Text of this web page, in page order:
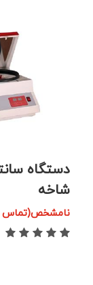
شاخه
نامشخص(تماس